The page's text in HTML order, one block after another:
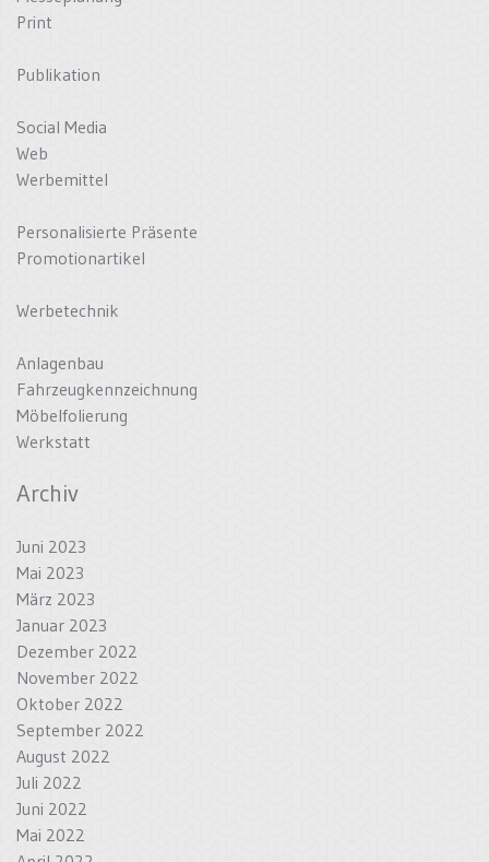
Print
Publikation
Social Media
Web
Werbemittel
Personalisierte Präsente
Promotionartikel
Werbetechnik
Anlagenbau
Fahrzeugkennzeichnung
Möbelfolierung
Werkstatt
Archiv
Juni 2023
Mai 2023
März 2023
Januar 2023
Dezember 2022
November 2022
Oktober 2022
September 2022
August 2022
Juli 2022
Juni 2022
Mai 2022